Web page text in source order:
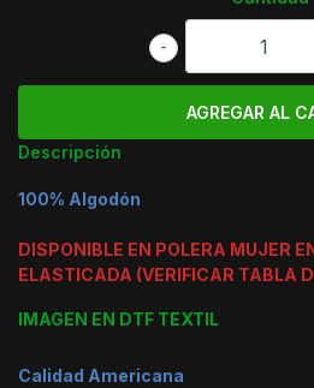
-
Descripción
100% Algodón
DISPONIBLE EN POLERA MUJER
ELASTICADA (VERIFICAR TABLA
IMAGEN EN DTF TEXTIL
Calidad Americana